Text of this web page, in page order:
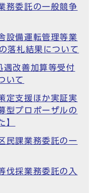
務委託の一般競争
設備運転管理等業
落札結果について
改善加算等受付
いて
定支援ほか実証実
型プロポーザルの
】
民課業務委託の一
伐採業務委託の入